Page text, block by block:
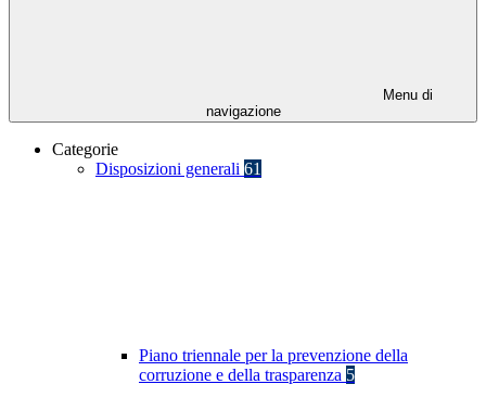
Menu di
navigazione
Categorie
Disposizioni generali 61
Piano triennale per la prevenzione della
corruzione e della trasparenza 5